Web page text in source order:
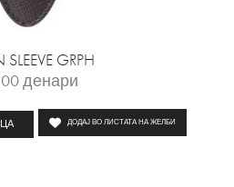
SLEEVE GRPH
денари
ДОДАЈ ВО ЛИСТАТА НА ЖЕЛБИ